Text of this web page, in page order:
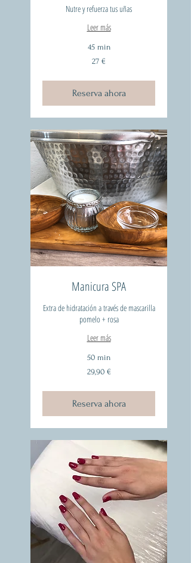
Nutre y refuerza tus uñas
Leer más
45 min
27 €
Reserva ahora
Manicura SPA
Extra de hidratación a través de mascarilla
pomelo + rosa
Leer más
50 min
29,90 €
Reserva ahora